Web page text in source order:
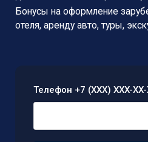
Бонусы на оформление
отеля, аренду авто, туры,
Телефон +7 (XXX) XXX-